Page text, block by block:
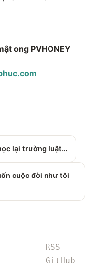
ong PVHONEY
lại trường luật…
cuộc đời như tôi
RSS
GitHub